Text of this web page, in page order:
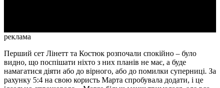
реклама
Перший сет Лінетт та Костюк розпочали спокійно – було
видно, що поспішати ніхто з них планів не має, а буде
намагатися діяти або до вірного, або до помилки суперниці. За
рахунку 5:4 на свою користь Марта спробувала додати, і це